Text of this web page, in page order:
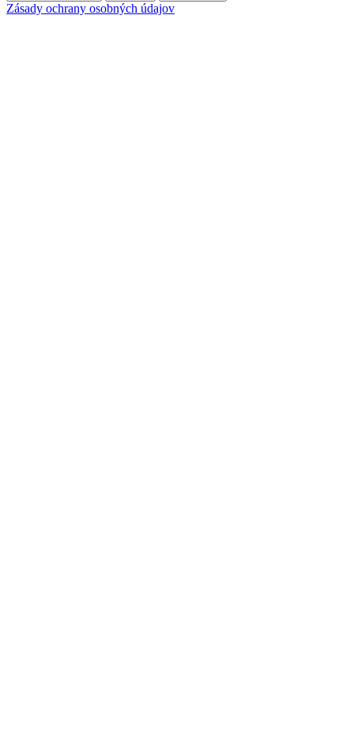
Zásady ochrany osobných údajov